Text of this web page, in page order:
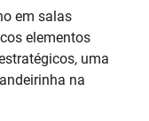
em salas
elementos
uma
na